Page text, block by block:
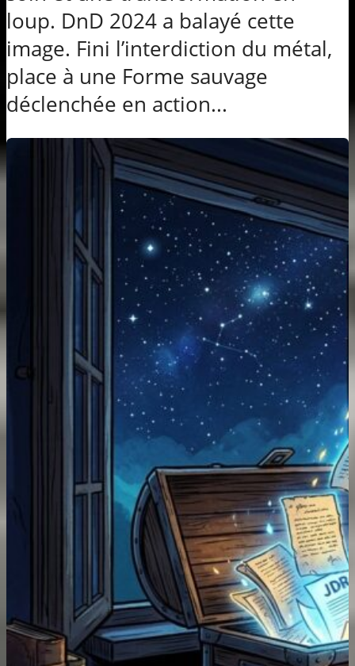
loup. DnD 2024 a balayé cette
image. Fini l’interdiction du métal,
place à une Forme sauvage
déclenchée en action...